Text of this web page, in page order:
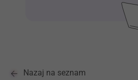
Nazaj na seznam